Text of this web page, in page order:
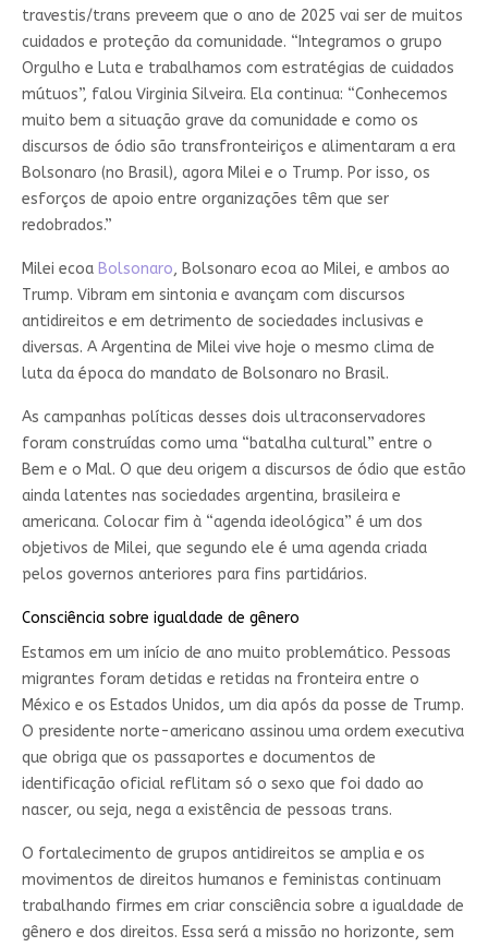
travestis/trans preveem que o ano de 2025 vai ser de muitos
cuidados e proteção da comunidade. “Integramos o grupo
Orgulho e Luta e trabalhamos com estratégias de cuidados
mútuos”, falou Virginia Silveira. Ela continua: “Conhecemos
muito bem a situação grave da comunidade e como os
discursos de ódio são transfronteiriços e alimentaram a era
Bolsonaro (no Brasil), agora Milei e o Trump. Por isso, os
esforços de apoio entre organizações têm que ser
redobrados.”
Milei ecoa Bolsonaro, Bolsonaro ecoa ao Milei, e ambos ao
Trump. Vibram em sintonia e avançam com discursos
antidireitos e em detrimento de sociedades inclusivas e
diversas. A Argentina de Milei vive hoje o mesmo clima de
luta da época do mandato de Bolsonaro no Brasil.
As campanhas políticas desses dois ultraconservadores
foram construídas como uma “batalha cultural” entre o
Bem e o Mal. O que deu origem a discursos de ódio que estão
ainda latentes nas sociedades argentina, brasileira e
americana. Colocar fim à “agenda ideológica” é um dos
objetivos de Milei, que segundo ele é uma agenda criada
pelos governos anteriores para fins partidários.
Consciência sobre igualdade de gênero
Estamos em um início de ano muito problemático. Pessoas
migrantes foram detidas e retidas na fronteira entre o
México e os Estados Unidos, um dia após da posse de Trump.
O presidente norte-americano assinou uma ordem executiva
que obriga que os passaportes e documentos de
identificação oficial reflitam só o sexo que foi dado ao
nascer, ou seja, nega a existência de pessoas trans.
O fortalecimento de grupos antidireitos se amplia e os
movimentos de direitos humanos e feministas continuam
trabalhando firmes em criar consciência sobre a igualdade de
gênero e dos direitos. Essa será a missão no horizonte, sem